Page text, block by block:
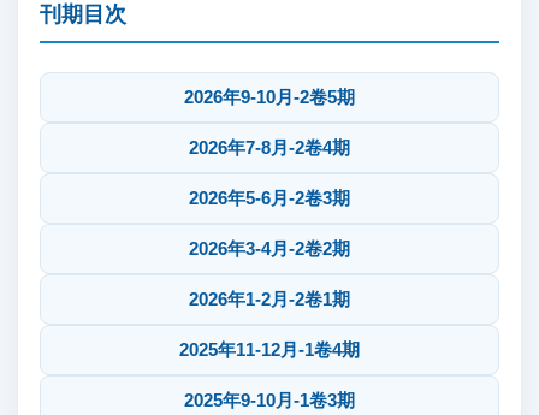
刊期目次
2026年9-10月-2卷5期
2026年7-8月-2卷4期
2026年5-6月-2卷3期
2026年3-4月-2卷2期
2026年1-2月-2卷1期
2025年11-12月-1卷4期
2025年9-10月-1卷3期